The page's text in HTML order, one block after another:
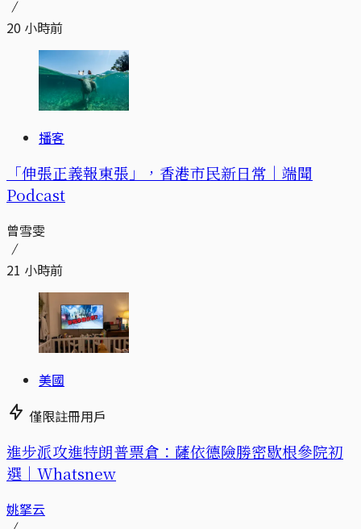
20 小時前
播客
「伸張正義報東張」，香港市民新日常｜端聞
Podcast
曾雪雯
21 小時前
美國
僅限註冊用戶
進步派攻進特朗普票倉：薩依德險勝密歇根參院初
選｜Whatsnew
姚拏云